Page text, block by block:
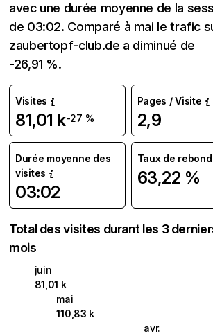
avec une durée moyenne de la
de 03:02. Comparé à mai le trafic
zaubertopf-club.de a diminué de
-26,91 %.
Visites
81,01 k-27 %
Pages / Visite
2,9
Durée moyenne des
visites
03:02
Taux de rebond
63,22 %
Total des visites durant les 3
mois
juin
81,01 k
mai
110,83 k
avr.